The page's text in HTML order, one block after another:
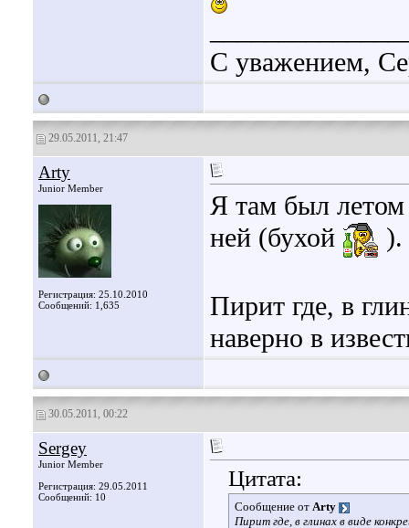
С уважением,
29.05.2011, 21:47
Arty
Junior Member
Регистрация: 25.10.2010
Сообщений: 1,635
Я там был
ней (бухой
).
Пирит где, в
наверно в
30.05.2011, 00:22
Sergey
Junior Member
Регистрация: 29.05.2011
Сообщений: 10
Цитата:
Сообщение от Arty
Пирит где, в глинах в виде